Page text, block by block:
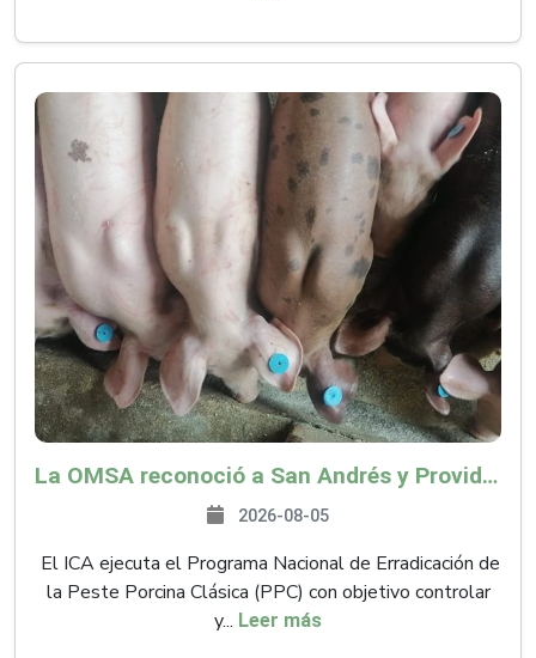
La OMSA reconoció a San Andrés y Providencia como zona libre de Peste Porcina Clásica (PPC)
2026-08-05
El ICA ejecuta el Programa Nacional de Erradicación de
la Peste Porcina Clásica (PPC) con objetivo controlar
y... Leer más